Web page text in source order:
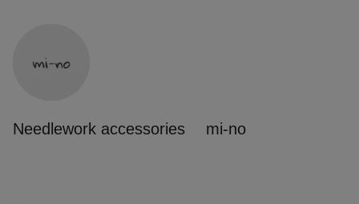
Needlework accessories mi-no